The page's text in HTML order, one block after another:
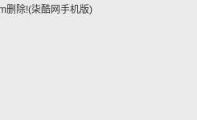
删除!(柒酷网手机版)